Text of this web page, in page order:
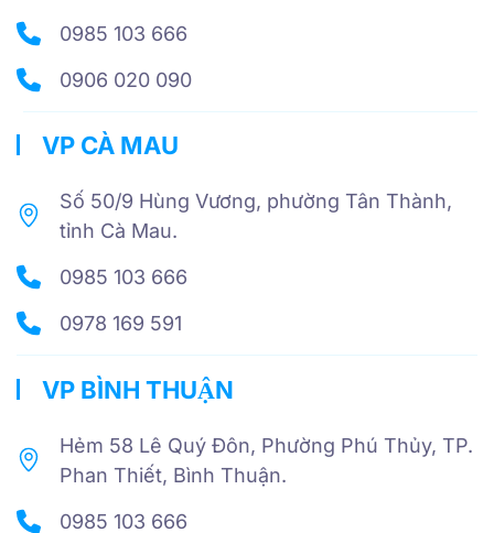
0985 103 666
0906 020 090
VP CÀ MAU
Số 50/9 Hùng Vương, phường Tân Thành,
tỉnh Cà Mau.
0985 103 666
0978 169 591
VP BÌNH THUẬN
Hẻm 58 Lê Quý Đôn, Phường Phú Thủy, TP.
Phan Thiết, Bình Thuận.
0985 103 666